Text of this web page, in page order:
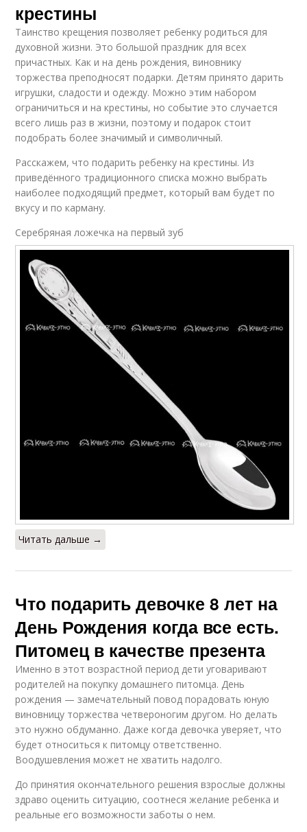
крестины
Таинство крещения позволяет ребенку родиться для
духовной жизни. Это большой праздник для всех
причастных. Как и на день рождения, виновнику
торжества преподносят подарки. Детям принято дарить
игрушки, сладости и одежду. Можно этим набором
ограничиться и на крестины, но событие это случается
всего лишь раз в жизни, поэтому и подарок стоит
подобрать более значимый и символичный.
Расскажем, что подарить ребенку на крестины. Из
приведённого традиционного списка можно выбрать
наиболее подходящий предмет, который вам будет по
вкусу и по карману.
Серебряная ложечка на первый зуб
Читать дальше →
Что подарить девочке 8 лет на
День Рождения когда все есть.
Питомец в качестве презента
Именно в этот возрастной период дети уговаривают
родителей на покупку домашнего питомца. День
рождения — замечательный повод порадовать юную
виновницу торжества четвероногим другом. Но делать
это нужно обдуманно. Даже когда девочка уверяет, что
будет относиться к питомцу ответственно.
Воодушевления может не хватить надолго.
До принятия окончательного решения взрослые должны
здраво оценить ситуацию, соотнеся желание ребенка и
реальные его возможности заботы о нем.